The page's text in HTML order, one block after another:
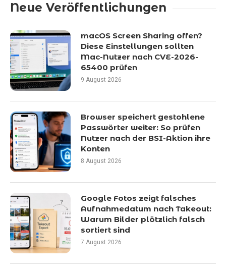
Neue Veröffentlichungen
macOS Screen Sharing offen?
Diese Einstellungen sollten
Mac-Nutzer nach CVE-2026-
65400 prüfen
9 August 2026
Browser speichert gestohlene
Passwörter weiter: So prüfen
Nutzer nach der BSI-Aktion ihre
Konten
8 August 2026
Google Fotos zeigt falsches
Aufnahmedatum nach Takeout:
Warum Bilder plötzlich falsch
sortiert sind
7 August 2026